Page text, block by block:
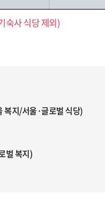
숙사 식당 제외)
복지/서울·글로벌 식당)
벌 복지)